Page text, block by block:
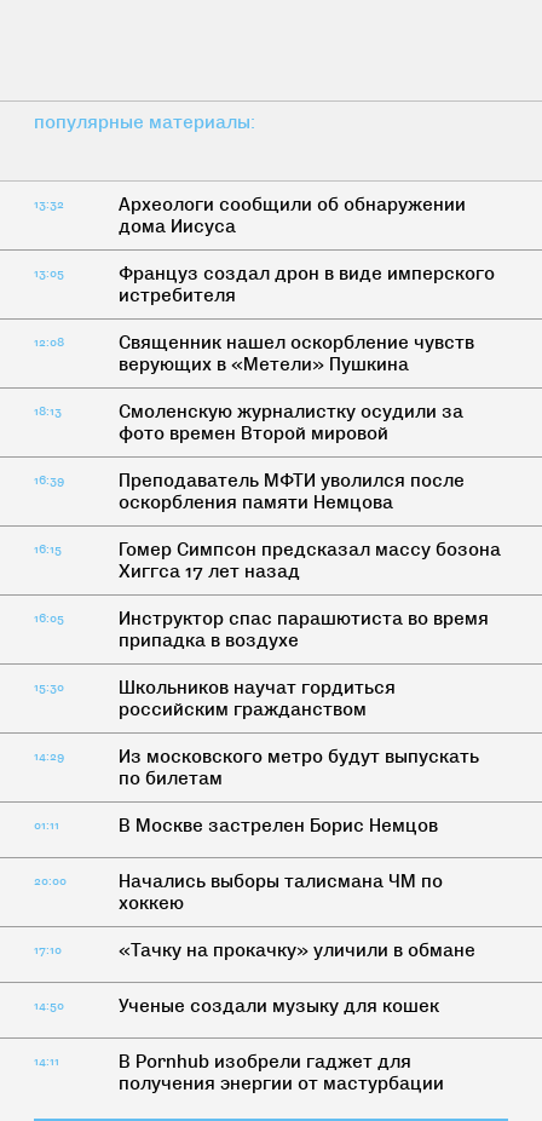
популярные материалы:
13:32
Археологи сообщили об обнаружении
дома Иисуса
13:05
Француз создал дрон в виде имперского
истребителя
12:08
Cвященник нашел оскорбление чувств
верующих в «Метели» Пушкина
18:13
Смоленскую журналистку осудили за
фото времен Второй мировой
16:39
Преподаватель МФТИ уволился после
оскорбления памяти Немцова
16:15
Гомер Симпсон предсказал массу бозона
Хиггса 17 лет назад
16:05
Инструктор спас парашютиста во время
припадка в воздухе
15:30
Школьников научат гордиться
российским гражданством
14:29
Из московского метро будут выпускать
по билетам
01:11 В Москве застрелен Борис Немцов
20:00
Начались выборы талисмана ЧМ по
хоккею
17:10 «Тачку на прокачку» уличили в обмане
14:50 Ученые создали музыку для кошек
14:11
В Pornhub изобрели гаджет для
получения энергии от мастурбации